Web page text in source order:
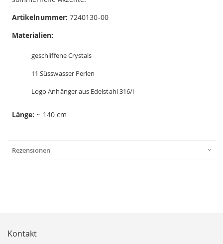
Artikelnummer:7240130-00
Materialien:
geschliffene Crystals
11 Süsswasser Perlen
Logo Anhänger aus Edelstahl 316/l
Länge: ~ 140 cm
Rezensionen
Kontakt